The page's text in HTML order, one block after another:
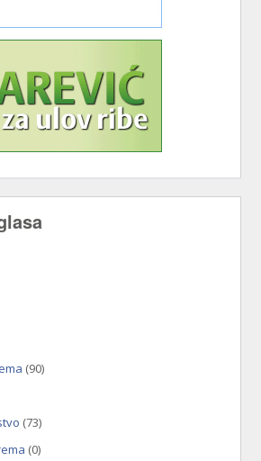
(90)
(73)
(0)